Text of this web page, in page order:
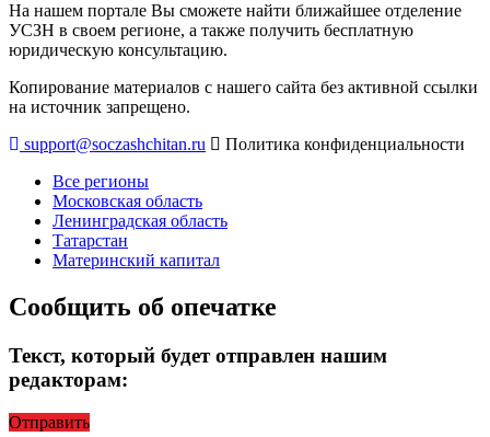
На нашем портале Вы сможете найти ближайшее отделение
УСЗН в своем регионе, а также получить бесплатную
юридическую консультацию.
Копирование материалов с нашего сайта без активной ссылки
на источник запрещено.
support@soczashchitan.ru
Политика конфиденциальности
Все регионы
Московская область
Ленинградская область
Татарстан
Материнский капитал
Сообщить об опечатке
Текст, который будет отправлен нашим
редакторам:
Отправить